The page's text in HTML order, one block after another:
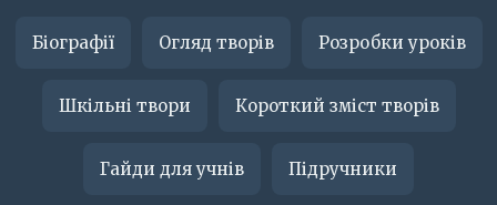
Біографії Огляд творів Розробки уроків
Шкільні твори Короткий зміст творів
Гайди для учнів Підручники